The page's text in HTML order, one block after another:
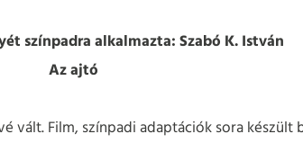
színpadra alkalmazta: Szabó K. István
Az ajtó
vált. Film, színpadi adaptációk sora